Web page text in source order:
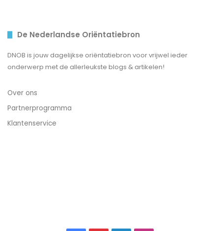
De Nederlandse Oriëntatiebron
DNOB is jouw dagelijkse oriëntatiebron voor vrijwel ieder
onderwerp met de allerleukste blogs & artikelen!
Over ons
Partnerprogramma
Klantenservice